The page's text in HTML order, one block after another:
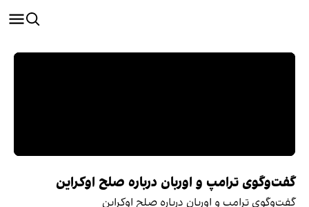
گفت‌وگوی ترامپ و اوربان درباره صلح اوکراین
گفت‌وگوی ترامپ و اوربان درباره صلح اوکراین